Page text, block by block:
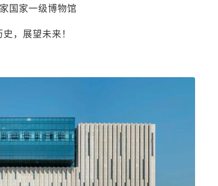
国家一级博物馆
，展望未来！